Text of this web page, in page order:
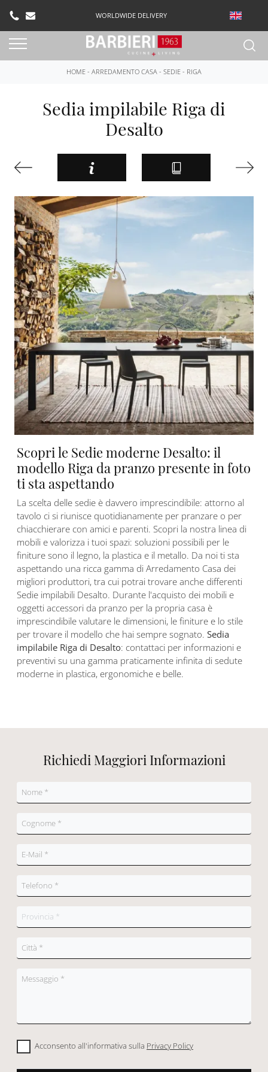
WORLDWIDE DELIVERY
HOME - ARREDAMENTO CASA - SEDIE - RIGA
Sedia impilabile Riga di
Desalto
Scopri le Sedie moderne Desalto: il
modello Riga da pranzo presente in foto
ti sta aspettando
La scelta delle sedie è davvero imprescindibile: attorno al
tavolo ci si riunisce quotidianamente per pranzare o per
chiacchierare con amici e parenti. Scopri la nostra linea di
mobili e valorizza i tuoi spazi: soluzioni possibili per le
finiture sono il legno, la plastica e il metallo. Da noi ti sta
aspettando una ricca gamma di Arredamento Casa dei
migliori produttori, tra cui potrai trovare anche differenti
Sedie impilabili Desalto. Durante l'acquisto dei mobili e
oggetti accessori da pranzo per la propria casa è
imprescindibile valutare le dimensioni, le finiture e lo stile
per trovare il modello che hai sempre sognato. Sedia
impilabile Riga di Desalto: contattaci per informazioni e
preventivi su una gamma praticamente infinita di sedute
moderne in plastica, ergonomiche e belle.
Richiedi Maggiori Informazioni
Acconsento all'informativa sulla Privacy Policy